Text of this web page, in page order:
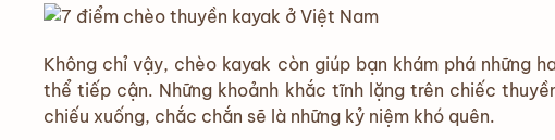
Không chỉ vậy, chèo kayak còn giúp bạn khám phá những
thể tiếp cận. Những khoảnh khắc tĩnh lặng trên chiếc
chiếu xuống, chắc chắn sẽ là những kỷ niệm khó quên.